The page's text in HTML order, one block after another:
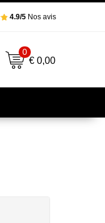
4.9/5Nos avis
0
€ 0,00